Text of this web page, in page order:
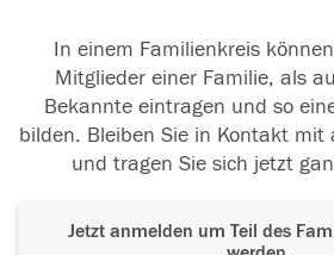
In einem Familienkreis
Mitglieder einer Familie, als
Bekannte eintragen und so
bilden. Bleiben Sie in Kontakt mit
und tragen Sie sich jetzt
Jetzt anmelden um Teil des